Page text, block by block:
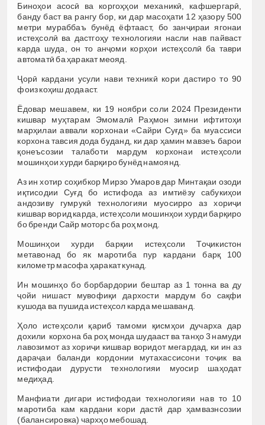
Биноҳои асосӣ ва коргоҳҳои механикӣ, кафшергарӣ,
банду баст ва рангу бор, ки дар масоҳати 12 ҳазору 500
метри мураббаъ бунёд ёфтааст, бо занҷираи ягонаи
истеҳсолӣ ва дастгоҳу технологияи насли нав пайваст
карда шуда, он то анҷоми корҳои истеҳсолӣ ба таври
автоматӣ ба ҳаракат меояд.
Ҷорӣ кардани усули нави техникӣ кори дастиро то 90
фоиз коҳиш додааст.
Ёдовар мешавем, ки 19 ноябри соли 2024 Президенти
кишвар муҳтарам Эмомалӣ Раҳмон зимни ифтитоҳи
марҳилаи аввали корхонаи «Сайри Суғд» ба муассиси
корхона тавсия дода буданд, ки дар ҳамин мавзеъ барои
қонеъсозии талаботи мардум корхонаи истеҳсоли
мошинҳои хурди барқиро бунёд намоянд.
Аз ин хотир соҳибкор Мирзо Умаров дар Минтақаи озоди
иқтисодии Суғд бо истифода аз имтиёзу сабукиҳои
андозиву гумрукӣ технологияи муосирро аз хориҷи
кишвар ворид карда, истеҳсоли мошинҳои хурди барқиро
бо бренди Сайр моторс ба роҳ монд.
Мошинҳои хурди барқии истеҳсоли Тоҷикистон
метавонад бо як маротиба пур кардани барқ 100
километр масофа ҳаракат кунад.
Ин мошинҳо бо борбардории бештар аз 1 тонна ва ду
ҷойи нишаст мувофиқи дархости мардум бо сақфи
кушода ва пушида истеҳсол карда мешаванд.
Ҳоло истеҳсоли қариб тамоми қисмҳои дучарха дар
дохили корхона ба роҳ монда шудааст ва танҳо 3 намуди
лавозимот аз хориҷи кишвар воридот мегардад, ки ин аз
дараҷаи баланди кордонии мутахассисони тоҷик ва
истифодаи дурусти технологияи муосир шаҳодат
медиҳад.
Манфиати дигари истифодаи технологияи нав то 10
маротиба кам кардани кори дастӣ дар ҳамвазнсозии
(балансировка) чархҳо мебошад.